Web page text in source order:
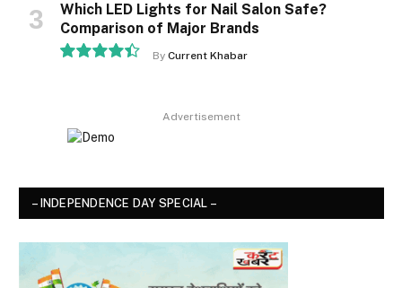
Which LED Lights for Nail Salon Safe?
Comparison of Major Brands
By Current Khabar
Advertisement
– INDEPENDENCE DAY SPECIAL –